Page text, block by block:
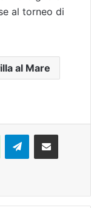
al torneo di
al Mare
Telegram